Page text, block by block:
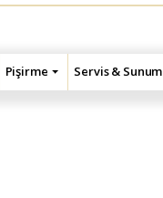
Pişirme Servis & Sunum